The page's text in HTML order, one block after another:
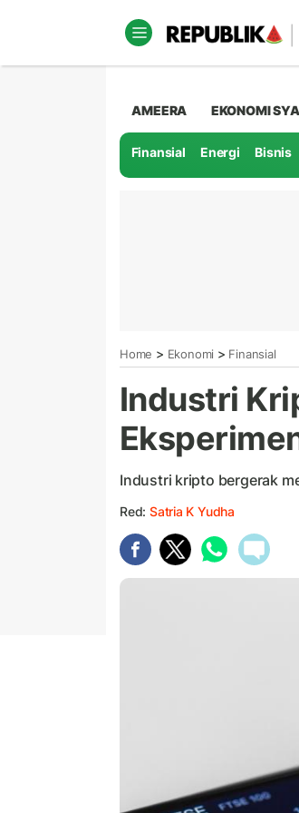
AMEERA EKONOMI
Finansial Energi Bisnis
Home > Ekonomi > Finansial
Industri
Industri kripto bergerak
Red: Satria K Yudha